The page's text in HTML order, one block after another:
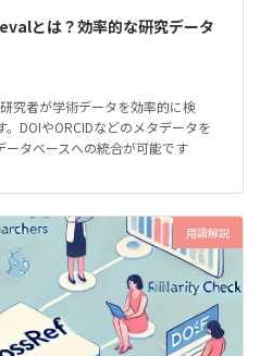
とは？効率的な研究データ
究者が学術データを効率的に検
DOIやORCIDなどのメタデータを
タベースへの統合が可能です
用語解説